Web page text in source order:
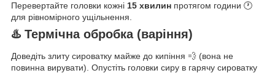
Перевертайте головки кожні 15 хвилин протягом години 🕐
для рівномірного ущільнення.
♨️ Термічна обробка (варіння)
Доведіть злиту сироватку майже до кипіння 💨 (вона не
повинна вирувати). Опустіть головки сиру в гарячу сироватку